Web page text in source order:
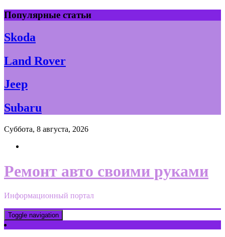
Skip
to
content
Популярные статьи
Skoda
Land Rover
Jeep
Subaru
Суббота, 8 августа, 2026
Ремонт авто своими руками
Информационный портал
Toggle navigation